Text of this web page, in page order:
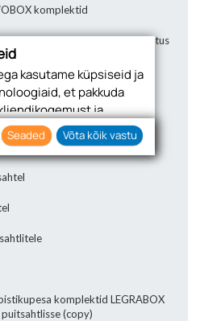
komplektid
sahtlisse söögiriistade jaotus
detailid
sisud
komplektid LEGRABOX
(copy)
kasutame küpsiseid ja
et pakkuda
ja
teabe kogumiseks ja
küpsiseid ja
saate oma nõusoleku
nuppu "Seaded".
Seaded Võta kõik vastu